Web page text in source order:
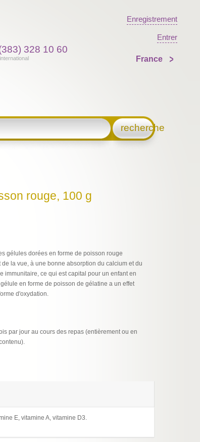
328 10 60
Enregistrement
Entrer
France
recherche
rouge, 100 g
gélules dorées en forme de poisson rouge
la vue, à une bonne absorption du calcium et du
immunitaire, ce qui est capital pour un enfant en
en forme de poisson de gélatine a un effet
d'oxydation.
par jour au cours des repas (entièrement ou en
E, vitamine A, vitamine D3.